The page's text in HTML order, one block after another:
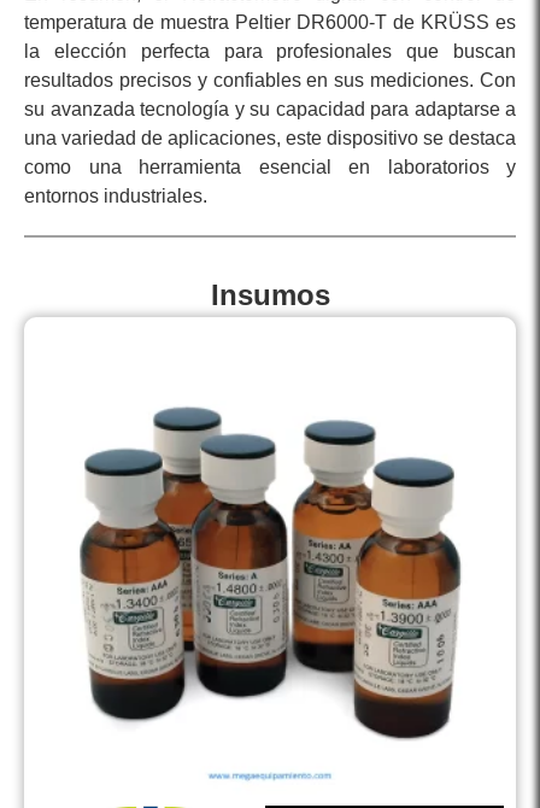
temperatura de muestra Peltier DR6000-T de KRÜSS es
la elección perfecta para profesionales que buscan
resultados precisos y confiables en sus mediciones. Con
su avanzada tecnología y su capacidad para adaptarse a
una variedad de aplicaciones, este dispositivo se destaca
como una herramienta esencial en laboratorios y
entornos industriales.
Insumos